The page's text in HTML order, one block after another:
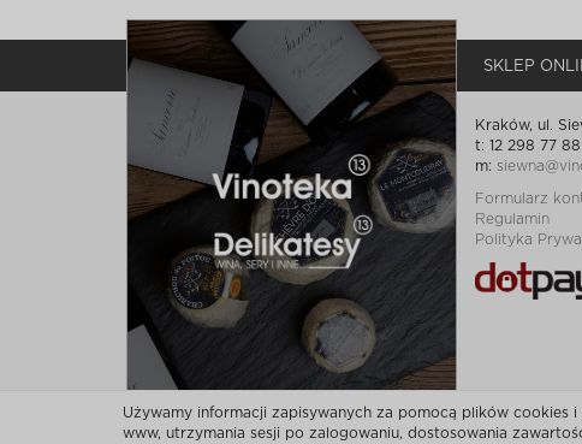
SKLEP
Kraków, ul.
t: 12 298 77 88
m:
Formularz
Regulamin
Polityka
Używamy informacji zapisywanych za pomocą plików cookies
www, utrzymania sesji po zalogowaniu, dostosowania